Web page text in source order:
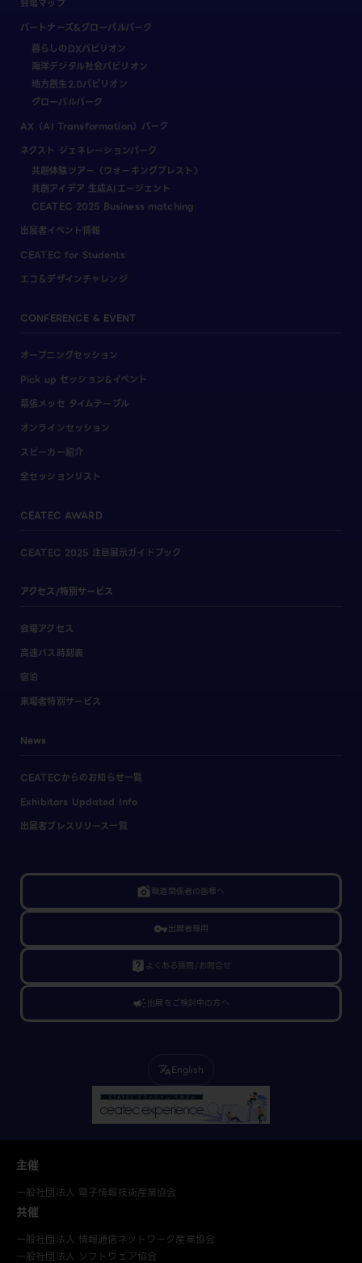
会場マップ
パートナーズ&グローバルパーク
暮らしのDXパビリオン
海洋デジタル社会パビリオン
地方創生2.0パビリオン
グローバルパーク
AX（AI Transformation）パーク
ネクスト ジェネレーションパーク
共創体験ツアー（ウォーキングブレスト）
共創アイデア 生成AIエージェント
CEATEC 2025 Business matching
出展者イベント情報
CEATEC for Students
エコ＆デザインチャレンジ
CONFERENCE & EVENT
オープニングセッション
Pick up セッション&イベント
幕張メッセ タイムテーブル
オンラインセッション
スピーカー紹介
全セッションリスト
CEATEC AWARD
CEATEC 2025 注目展示ガイドブック
アクセス/特別サービス
会場アクセス
高速バス時刻表
宿泊
来場者特別サービス
News
CEATECからのお知らせ一覧
Exhibitors Updated Info
出展者プレスリリース一覧
linked_camera報道関係者の皆様へ
vpn_key出展者専用
live_help よくある質問/お問合せ
campaign出展をご検討中の方へ
translateEnglish
主催
一般社団法人 電子情報技術産業協会
共催
一般社団法人 情報通信ネットワーク産業協会
一般社団法人 ソフトウェア協会